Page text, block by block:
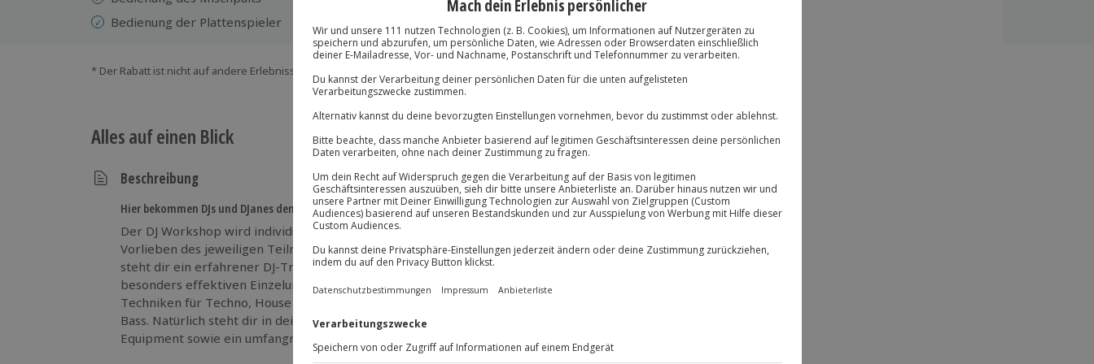
Jeder Gutschein für alle Erlebnisse einlösbar.
Maximale Sicherheit
Bedienung der Plattenspieler
* Der Rabatt ist nicht auf andere Erlebnisse bei der Einlösung übertragbar.
Alles auf einen Blick
Beschreibung
Hier bekommen DJs und DJanes den richtigen Dreh raus!
Der DJ Workshop wird individuell auf die Fähigkeiten und musikalischen
Vorlieben des jeweiligen Teilnehmers abgestimmt. Ganze 120 Minuten
steht dir ein erfahrener DJ-Trainer mit Tipps und Tricks zur Seite. Im
besonders effektiven Einzelunterricht vermittelt er dir wahlweise die
Techniken für Techno, House und Electro oder für Hip-Hop und Drum 'n'
Bass. Natürlich steht dir in deinem DJ-Kurs ein professionelles DJ-
Equipment sowie ein umfangreiches Record-Case zur Verfügung.